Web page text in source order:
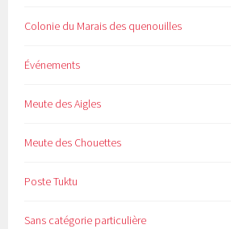
Colonie du Marais des quenouilles
Événements
Meute des Aigles
Meute des Chouettes
Poste Tuktu
Sans catégorie particulière